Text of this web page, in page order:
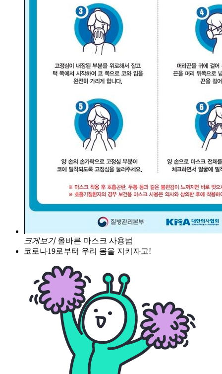
크게보기 올바른 마스크 사용법
코로나19로부터 우리 몸을 지키자고!